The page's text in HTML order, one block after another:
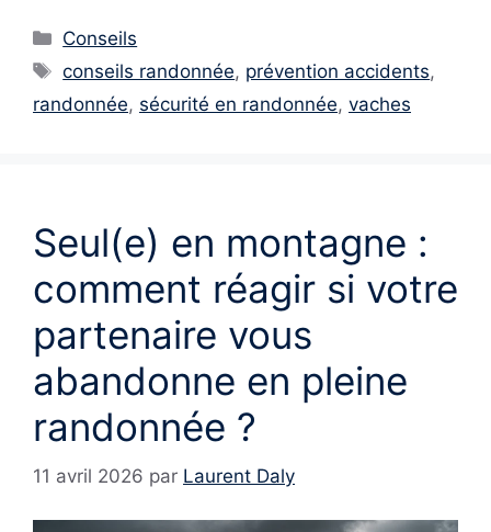
Catégories
Conseils
Étiquettes
conseils randonnée, prévention accidents,
randonnée, sécurité en randonnée, vaches
Seul(e) en montagne :
comment réagir si votre
partenaire vous
abandonne en pleine
randonnée ?
11 avril 2026 par Laurent Daly